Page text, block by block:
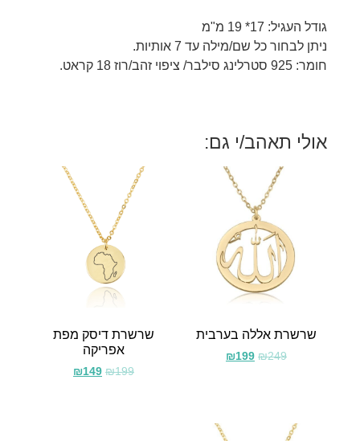
גודל העגיל: 17* 19 מ"מ
ניתן לבחור כל שם/מילה עד 7 אותיות.
חומר: 925 סטרלינג סילבר/ ציפוי זהב/רוז 18 קראט.
אולי תאהב/י גם:
שרשרת אללה בערבית
₪249
₪199
שרשרת דיסק מפת
אפריקה
₪199
₪149